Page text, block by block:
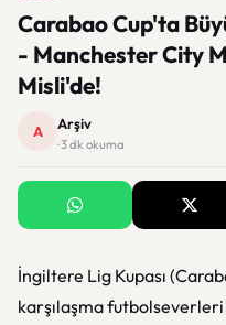
Carabao Cup'ta
- Manchester City
Misli'de!
A Arşiv
· 3 dk okuma
İngiltere Lig Kupası
karşılaşma